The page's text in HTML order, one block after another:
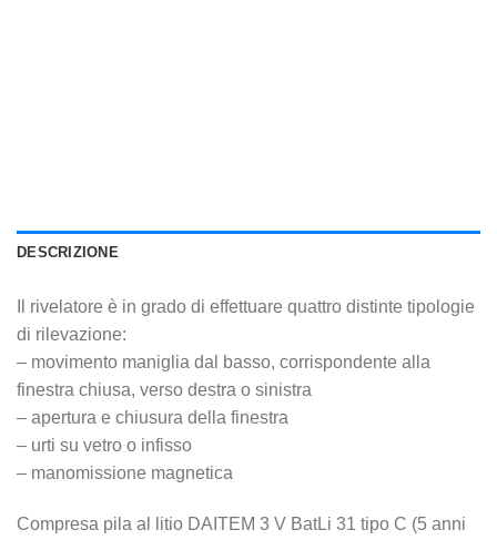
DESCRIZIONE
Il rivelatore è in grado di effettuare quattro distinte tipologie
di rilevazione:
– movimento maniglia dal basso, corrispondente alla
finestra chiusa, verso destra o sinistra
– apertura e chiusura della finestra
– urti su vetro o infisso
– manomissione magnetica
Compresa pila al litio DAITEM 3 V BatLi 31 tipo C (5 anni